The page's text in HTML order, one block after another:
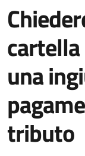
una
tributo